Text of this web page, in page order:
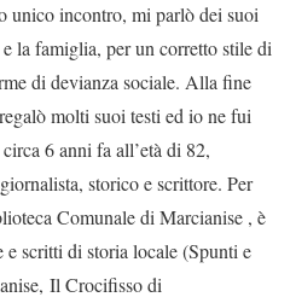
unico incontro, mi parlò dei suoi
la famiglia, per un corretto stile di
di devianza sociale. Alla fine
molti suoi testi ed io ne fui
6 anni fa all’età di 82,
storico e scrittore. Per
Comunale di Marcianise , è
e scritti di storia locale (Spunti e
Il Crocifisso di